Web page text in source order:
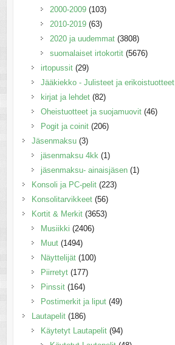
2000-2009 (103)
2010-2019 (63)
2020 ja uudemmat (3808)
suomalaiset irtokortit (5676)
irtopussit (29)
Jääkiekko - Julisteet ja erikoistuotteet
kirjat ja lehdet (82)
Oheistuotteet ja suojamuovit (46)
Pogit ja coinit (206)
Jäsenmaksu (3)
jäsenmaksu 4kk (1)
jäsenmaksu- ainaisjäsen (1)
Konsoli ja PC-pelit (223)
Konsolitarvikkeet (56)
Kortit & Merkit (3653)
Musiikki (2406)
Muut (1494)
Näyttelijät (100)
Piirretyt (177)
Pinssit (164)
Postimerkit ja liput (49)
Lautapelit (186)
Käytetyt Lautapelit (94)